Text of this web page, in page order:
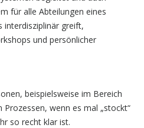
für alle Abteilungen eines
interdisziplinär greift,
und persönlicher
beispielsweise im Bereich
wenn es mal „stockt“
so recht klar ist.